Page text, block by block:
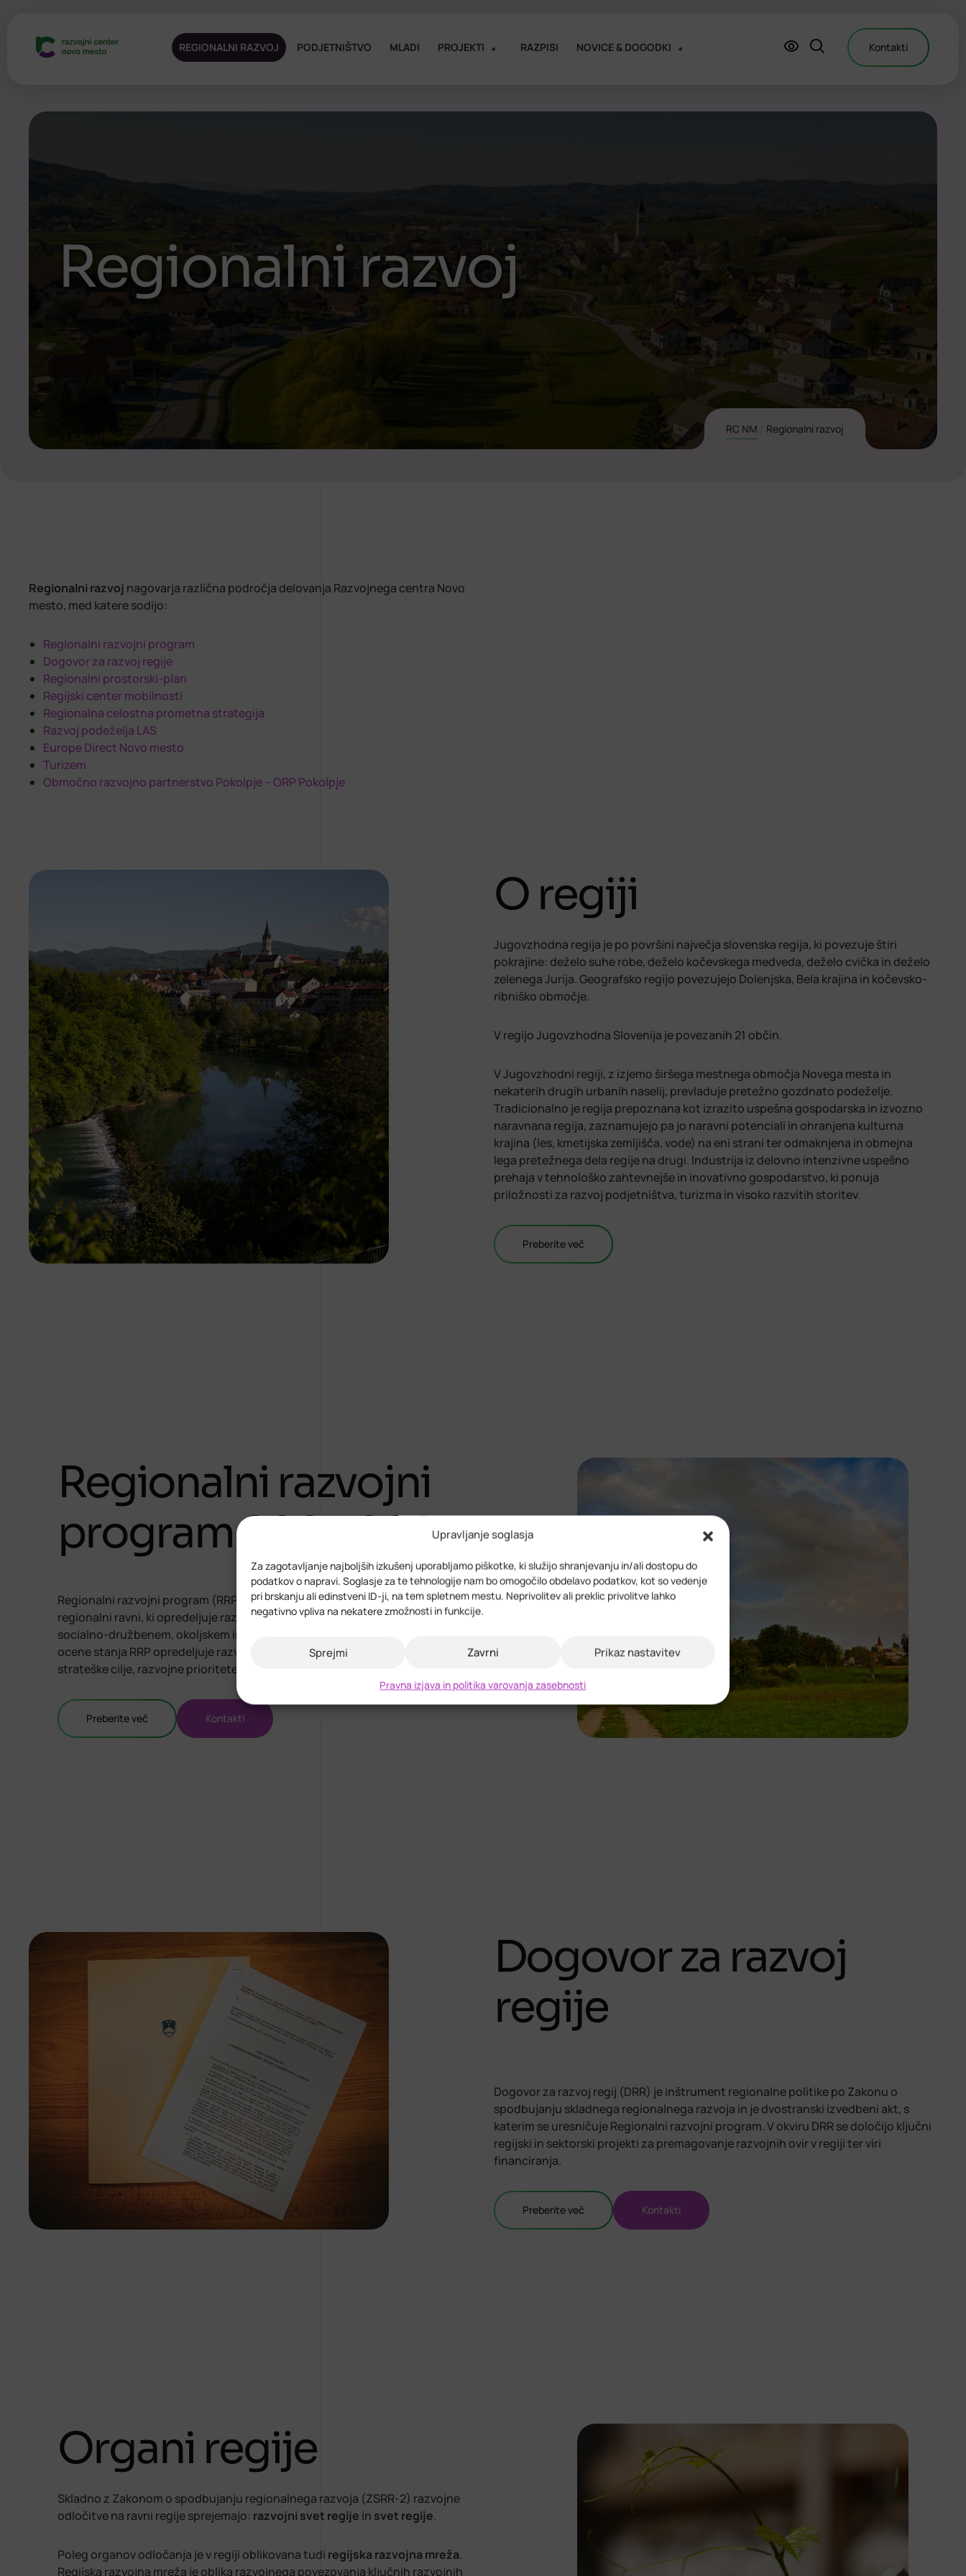
Upravljanje soglasja
Za zagotavljanje najboljših izkušenj uporabljamo piškotke, ki služijo shranjevanju in/ali dostopu do
podatkov o napravi. Soglasje za te tehnologije nam bo omogočilo obdelavo podatkov, kot so vedenje
pri brskanju ali edinstveni ID-ji, na tem spletnem mestu. Neprivolitev ali preklic privolitve lahko
negativno vpliva na nekatere zmožnosti in funkcije.
Sprejmi Zavrni Prikaz nastavitev
Pravna izjava in politika varovanja zasebnosti
REGIONALNI RAZVOJ PODJETNIŠTVO MLADI PROJEKTI RAZPISI NOVICE & DOGODKI Kontakti
Regionalni razvoj
RC NM Regionalni razvoj
Regionalni razvoj nagovarja različna področja delovanja Razvojnega centra Novo
mesto, med katere sodijo:
Regionalni razvojni program
Dogovor za razvoj regije
Regionalni prostorski-plan
Regijski center mobilnosti
Regionalna celostna prometna strategija
Razvoj podeželja LAS
Europe Direct Novo mesto
Turizem
Območno razvojno partnerstvo Pokolpje – ORP Pokolpje
O regiji
Jugovzhodna regija je po površini največja slovenska regija, ki povezuje štiri
pokrajine: deželo suhe robe, deželo kočevskega medveda, deželo cvička in deželo
zelenega Jurija. Geografsko regijo povezujejo Dolenjska, Bela krajina in kočevsko-
ribniško območje.
V regijo Jugovzhodna Slovenija je povezanih 21 občin.
V Jugovzhodni regiji, z izjemo širšega mestnega območja Novega mesta in
nekaterih drugih urbanih naselij, prevladuje pretežno gozdnato podeželje.
Tradicionalno je regija prepoznana kot izrazito uspešna gospodarska in izvozno
naravnana regija, zaznamujejo pa jo naravni potenciali in ohranjena kulturna
krajina (les, kmetijska zemljišča, vode) na eni strani ter odmaknjena in obmejna
lega pretežnega dela regije na drugi. Industrija iz delovno intenzivne uspešno
prehaja v tehnološko zahtevnejše in inovativno gospodarstvo, ki ponuja
priložnosti za razvoj podjetništva, turizma in visoko razvitih storitev.
Preberite več
Regionalni razvojni
program 2021-2027
Regionalni razvojni program (RRP) je temeljni strateški razvojni dokument na
regionalni ravni, ki opredeljuje razvojne usmeritve na gospodarskem,
socialno-družbenem, okoljskem in prostorskem področju regije. Na osnovi
ocene stanja RRP opredeljuje razvojne prednosti regije, razvojno vizijo in
strateške cilje, razvojne prioritete ter finančni okvir za izvedbo programa.
Preberite več Kontakti
Dogovor za razvoj
regije
Dogovor za razvoj regij (DRR) je inštrument regionalne politike po Zakonu o
spodbujanju skladnega regionalnega razvoja in je dvostranski izvedbeni akt, s
katerim se uresničuje Regionalni razvojni program. V okviru DRR se določijo ključni
regijski in sektorski projekti za premagovanje razvojnih ovir v regiji ter viri
financiranja.
Preberite več Kontakti
Organi regije
Skladno z Zakonom o spodbujanju regionalnega razvoja (ZSRR-2) razvojne
odločitve na ravni regije sprejemajo: razvojni svet regije in svet regije.
Poleg organov odločanja je v regiji oblikovana tudi regijska razvojna mreža.
Regijska razvojna mreža je oblika razvojnega povezovanja ključnih razvojnih